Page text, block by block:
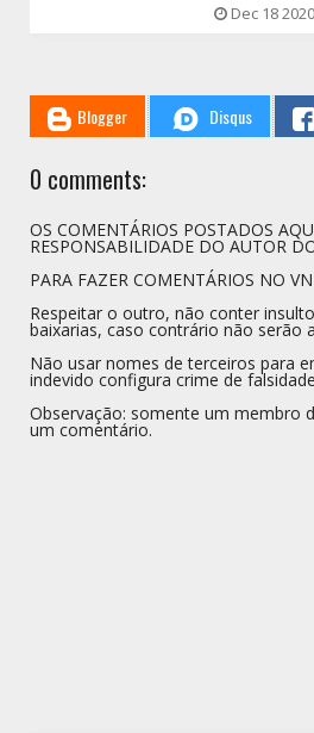
Dec 18 2020
Blogger Disqus
0 comments:
OS COMENTÁRIOS POSTADOS
RESPONSABILIDADE DO AUTOR
PARA FAZER COMENTÁRIOS NO
Respeitar o outro, não conter
baixarias, caso contrário não serão
Não usar nomes de terceiros para
indevido configura crime de
Observação: somente um membro
um comentário.